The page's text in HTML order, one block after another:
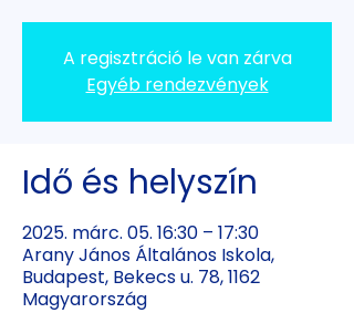
A regisztráció le van zárva
Egyéb rendezvények
Idő és helyszín
2025. márc. 05. 16:30 – 17:30
Arany János Általános Iskola,
Budapest, Bekecs u. 78, 1162
Magyarország